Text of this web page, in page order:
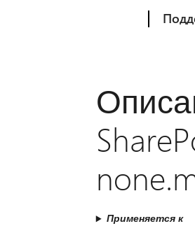
Применяется к